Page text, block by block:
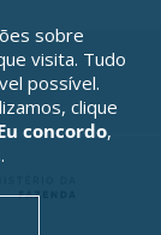
sobre
visita. Tudo
possível.
clique
concordo,